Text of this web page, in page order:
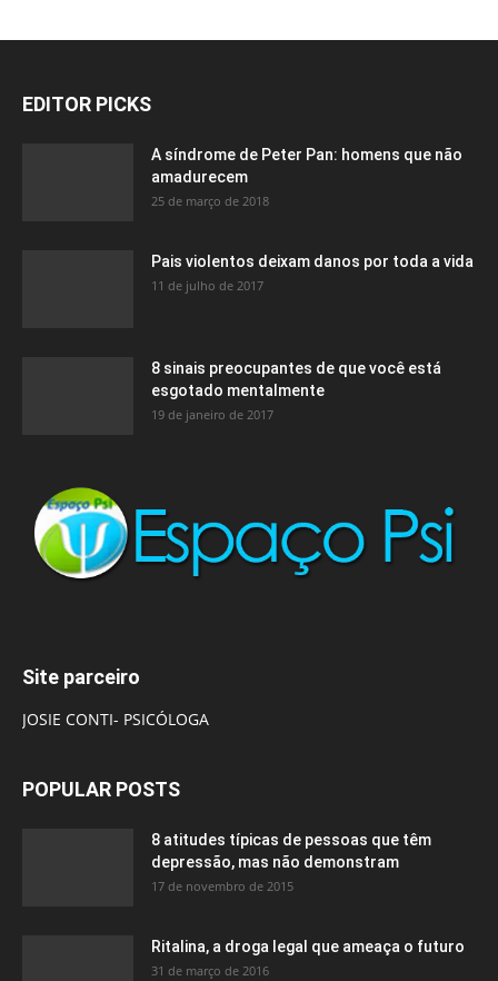
EDITOR PICKS
A síndrome de Peter Pan: homens que não
amadurecem
25 de março de 2018
Pais violentos deixam danos por toda a vida
11 de julho de 2017
8 sinais preocupantes de que você está
esgotado mentalmente
19 de janeiro de 2017
Site parceiro
JOSIE CONTI- PSICÓLOGA
POPULAR POSTS
8 atitudes típicas de pessoas que têm
depressão, mas não demonstram
17 de novembro de 2015
Ritalina, a droga legal que ameaça o futuro
31 de março de 2016